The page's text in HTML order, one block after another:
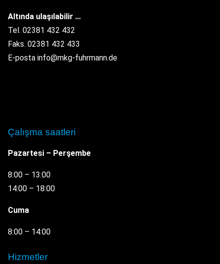
Altında ulaşılabilir …
Tel. 02381 432 432
Faks. 02381 432 433
E-posta info@mkg-fuhrmann.de
Çalışma saatleri
Pazartesi – Perşembe
8:00 – 13:00
14:00 – 18:00
Cuma
8:00 – 14:00
Hizmetler